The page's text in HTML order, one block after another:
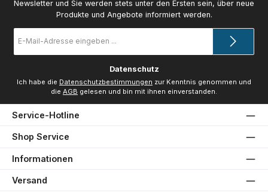
Newsletter und Sie werden stets unter den Ersten sein, über neue
Produkte und Angebote informiert werden.
Mail-
Datenschutz
Ich habe die Datenschutzbestimmungen zur Kenntnis genommen und
die AGB gelesen und bin mit ihnen einverstanden.
Service-Hotline
Shop Service
Informationen
Versand